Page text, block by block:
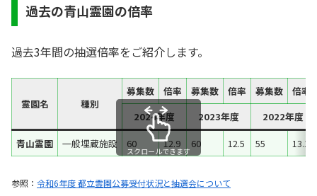
過去の青山霊園の倍率
過去3年間の抽選倍率をご紹介します。
霊園名 種別
募集数 倍率 募集数 倍率 募集数
倍率
2024年度
2023年度
2022年度
青山霊園
一般埋蔵施設 60 12.9 60 12.5 55 13.1
スクロールできます
参照： 令和6年度 都立霊園公募受付状況と抽選会について